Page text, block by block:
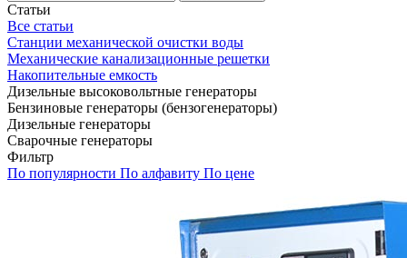
Статьи
Все статьи
Станции механической очистки воды
Механические канализационные решетки
Накопительные емкость
Дизельные высоковольтные генераторы
Бензиновые генераторы (бензогенераторы)
Дизельные генераторы
Сварочные генераторы
Фильтр
По популярности По алфавиту По цене